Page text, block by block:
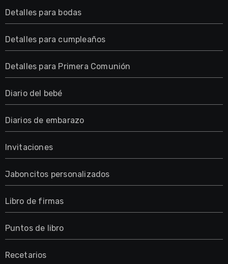
Detalles para bodas
Detalles para cumpleaños
Detalles para Primera Comunión
Diario del bebé
Diarios de embarazo
Invitaciones
Jaboncitos personalizados
Libro de firmas
Puntos de libro
Recetarios